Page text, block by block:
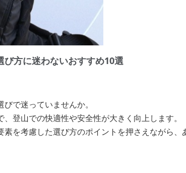
方に迷わないおすすめ10選
で迷っていませんか。
登山での快適性や安全性が大きく向上します。
を考慮した選び方のポイントを押さえながら